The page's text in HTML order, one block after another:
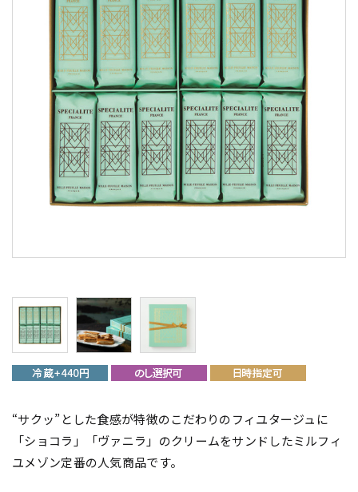
“サクッ”とした食感が特徴のこだわりのフィユタージュに
「ショコラ」「ヴァニラ」のクリームをサンドしたミルフィ
ユメゾン定番の人気商品です。